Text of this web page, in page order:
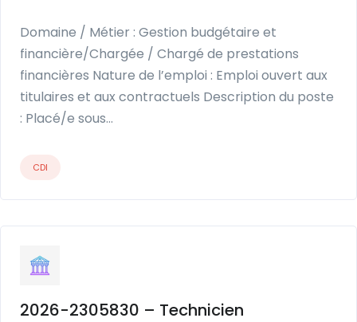
Domaine / Métier : Gestion budgétaire et
financière/Chargée / Chargé de prestations
financières Nature de l’emploi : Emploi ouvert aux
titulaires et aux contractuels Description du poste
: Placé/e sous…
CDI
2026-2305830 – Technicien